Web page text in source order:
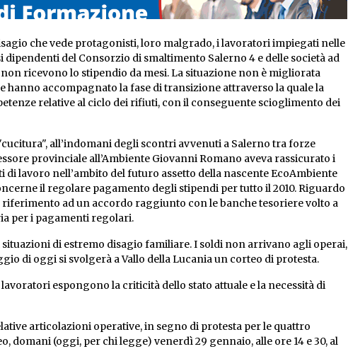
che vede protagonisti, loro malgrado, i lavoratori impiegati nelle
del Consorzio di smaltimento Salerno 4 e delle società ad
ricevono lo stipendio da mesi. La situazione non è migliorata
hanno accompagnato la fase di transizione attraverso la quale la
relative al ciclo dei rifiuti, con il conseguente scioglimento dei
all’indomani degli scontri avvenuti a Salerno tra forze
provinciale all’Ambiente Giovanni Romano aveva rassicurato i
lavoro nell’ambito del futuro assetto della nascente EcoAmbiente
il regolare pagamento degli stipendi per tutto il 2010. Riguardo
riferimento ad un accordo raggiunto con le banche tesoriere volto a
per i pagamenti regolari.
di estremo disagio familiare. I soldi non arrivano agli operai,
di oggi si svolgerà a Vallo della Lucania un corteo di protesta.
espongono la criticità dello stato attuale e la necessità di
articolazioni operative, in segno di protesta per le quattro
domani (oggi, per chi legge) venerdì 29 gennaio, alle ore 14 e 30, al